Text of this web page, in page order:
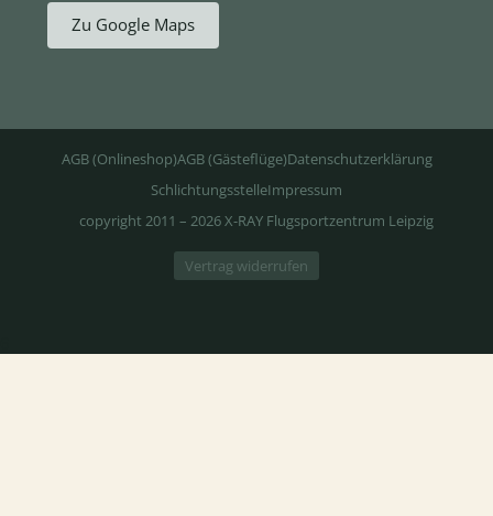
Zu Google Maps
AGB (Onlineshop)AGB (Gästeflüge)Datenschutzerklärung
SchlichtungsstelleImpressum
copyright 2011 – 2026 X-RAY Flugsportzentrum Leipzig
Vertrag widerrufen